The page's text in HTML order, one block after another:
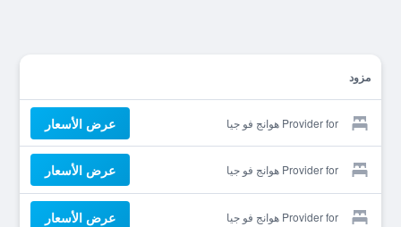
مزود
Provider for هوانج فو جيا عرض الأسعار
Provider for هوانج فو جيا عرض الأسعار
Provider for هوانج فو جيا عرض الأسعار